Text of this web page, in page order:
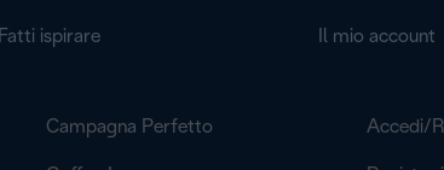
Fatti ispirare
Campagna Perfetto
Il mio account
Accedi/